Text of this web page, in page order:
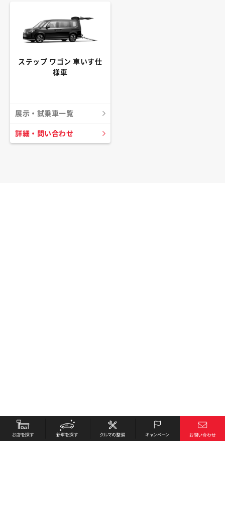
ステップ ワゴン 車いす仕
様車
展示・試乗車一覧
詳細・問い合わせ